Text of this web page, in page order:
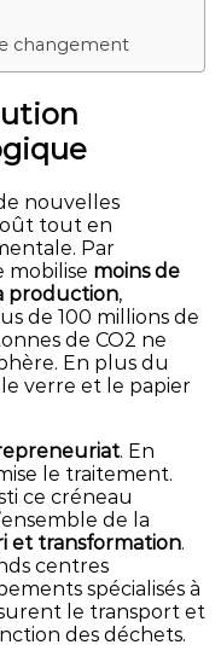
changement
nouvelles
tout en
Par
mobilise moins de
production,
de 100 millions de
de CO2 ne
En plus du
verre et le papier
. En
le traitement.
ce créneau
de la
et transformation.
centres
spécialisés à
le transport et
des déchets.